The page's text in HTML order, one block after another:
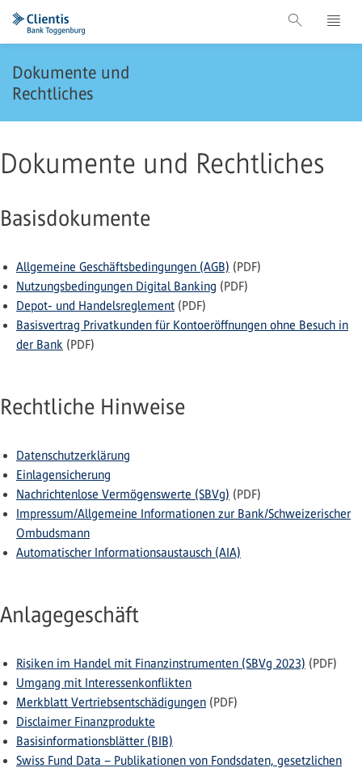
Dokumente und
Rechtliches
Dokumente und Rechtliches
Basisdokumente
Allgemeine Geschäftsbedingungen (AGB) (PDF)
Nutzungsbedingungen Digital Banking (PDF)
Depot- und Handelsreglement (PDF)
Basisvertrag Privatkunden für Kontoeröffnungen ohne Besuch in
der Bank (PDF)
Rechtliche Hinweise
Datenschutzerklärung
Einlagensicherung
Nachrichtenlose Vermögenswerte (SBVg) (PDF)
Impressum/Allgemeine Informationen zur Bank/Schweizerischer
Ombudsmann
Automatischer Informationsaustausch (AIA)
Anlagegeschäft
Risiken im Handel mit Finanzinstrumenten (SBVg 2023) (PDF)
Umgang mit Interessenkonflikten
Merkblatt Vertriebsentschädigungen (PDF)
Disclaimer Finanzprodukte
Basisinformationsblätter (BIB)
Swiss Fund Data – Publikationen von Fondsdaten, gesetzlichen